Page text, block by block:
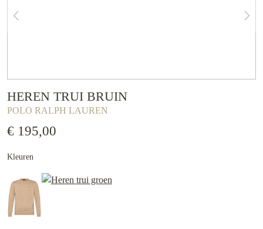
HEREN TRUI BRUIN
POLO RALPH LAUREN
€ 195,00
Kleuren